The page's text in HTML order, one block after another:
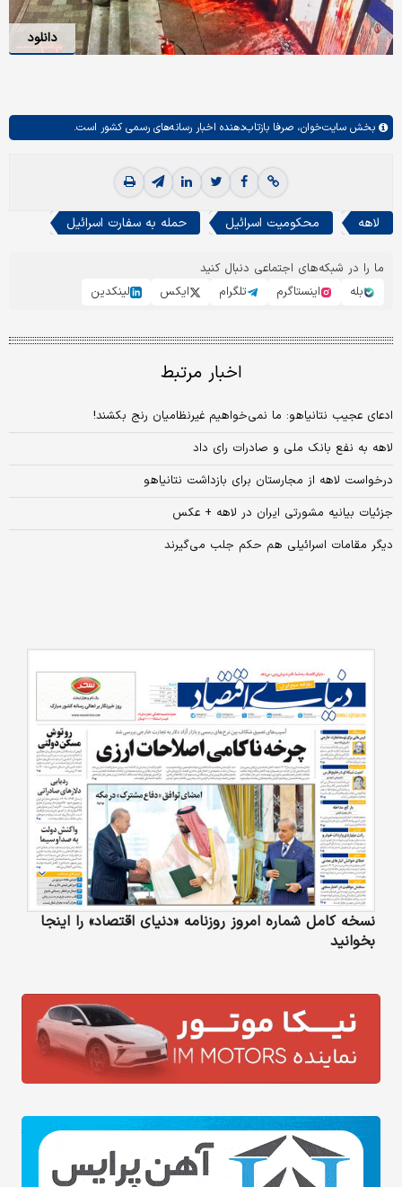
دانلود
بخش سایت‌خوان، صرفا بازتاب‌دهنده اخبار رسانه‌های رسمی کشور است.
لاهه محکومیت اسرائیل حمله به سفارت اسرائیل
ما را در شبکه‌های اجتماعی دنبال کنید
بله
اینستاگرم تلگرام ایکس لینکدین
اخبار مرتبط
ادعای عجیب نتانیاهو: ما نمی‌خواهیم غیرنظامیان رنج بکشند!
لاهه به نفع بانک ملی و صادرات رای داد
درخواست لاهه از مجارستان برای بازداشت نتانیاهو
جزئیات بیانیه مشورتی ایران در لاهه + عکس
دیگر مقامات اسرائیلی هم حکم جلب می‌گیرند
نسخه کامل شماره امروز روزنامه «دنیای‌ اقتصاد» را اینجا
بخوانید